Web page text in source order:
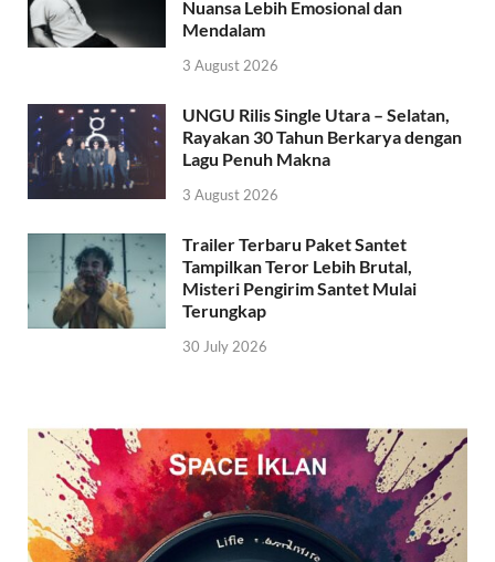
Nuansa Lebih Emosional dan
Mendalam
3 August 2026
UNGU Rilis Single Utara – Selatan,
Rayakan 30 Tahun Berkarya dengan
Lagu Penuh Makna
3 August 2026
Trailer Terbaru Paket Santet
Tampilkan Teror Lebih Brutal,
Misteri Pengirim Santet Mulai
Terungkap
30 July 2026